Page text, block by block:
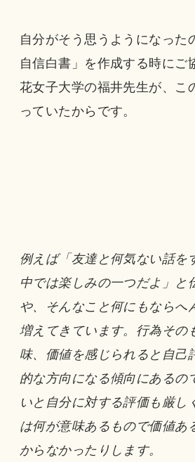
自分がそう思うようになった
自信白書」を作成する時にご
花女子大学の福井先生が、こ
っていたからです。
例えば「友達と何気ない話を
中では楽しみの一つだよ」と
や、そんなこと何にもならへ
増えてきています。行為その
味、価値を感じられると自己
的な方向になる傾向にあるの
いと自分に対する評価も厳し
は何が意味あるもので価値あ
からなかったりします。